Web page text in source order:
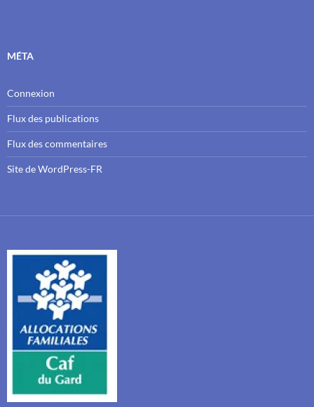
MÉTA
Connexion
Flux des publications
Flux des commentaires
Site de WordPress-FR